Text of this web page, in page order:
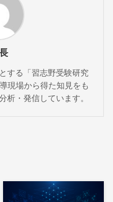
する「習志野受験研究
現場から得た知見をも
析・発信しています。